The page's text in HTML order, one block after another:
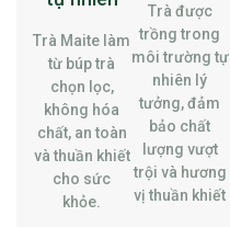
Trà Maite làm
từ búp trà
chọn lọc,
không hóa
chất, an toàn
và thuần khiết
cho sức
khỏe.
Trà được
trồng trong
môi trường tự
nhiên lý
tưởng, đảm
bảo chất
lượng vượt
trội và hương
vị thuần khiết